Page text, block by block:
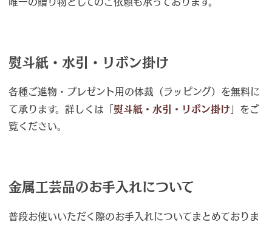
唯一の贈り物としてのご依頼も承っております。
熨斗紙・水引・リボン掛け
各種ご進物・プレゼント用の体裁（ラッピング）を無料に
て承ります。詳しくは「 熨斗紙・水引・リボン掛け 」をご
覧ください。
金属工芸品のお手入れについて
普段お使いいただく際のお手入れについてまとめておりま